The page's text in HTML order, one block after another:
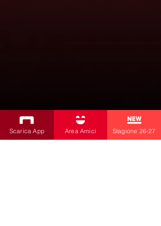
Scarica App Area Amici Stagione 26-27